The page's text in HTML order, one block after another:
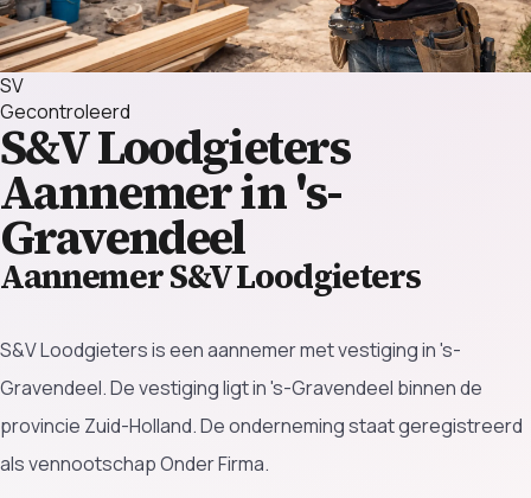
SV
Gecontroleerd
S&V Loodgieters
Aannemer in 's-
Gravendeel
Aannemer S&V Loodgieters
S&V Loodgieters is een aannemer met vestiging in 's-
Gravendeel. De vestiging ligt in 's-Gravendeel binnen de
provincie Zuid-Holland. De onderneming staat geregistreerd
als vennootschap Onder Firma.